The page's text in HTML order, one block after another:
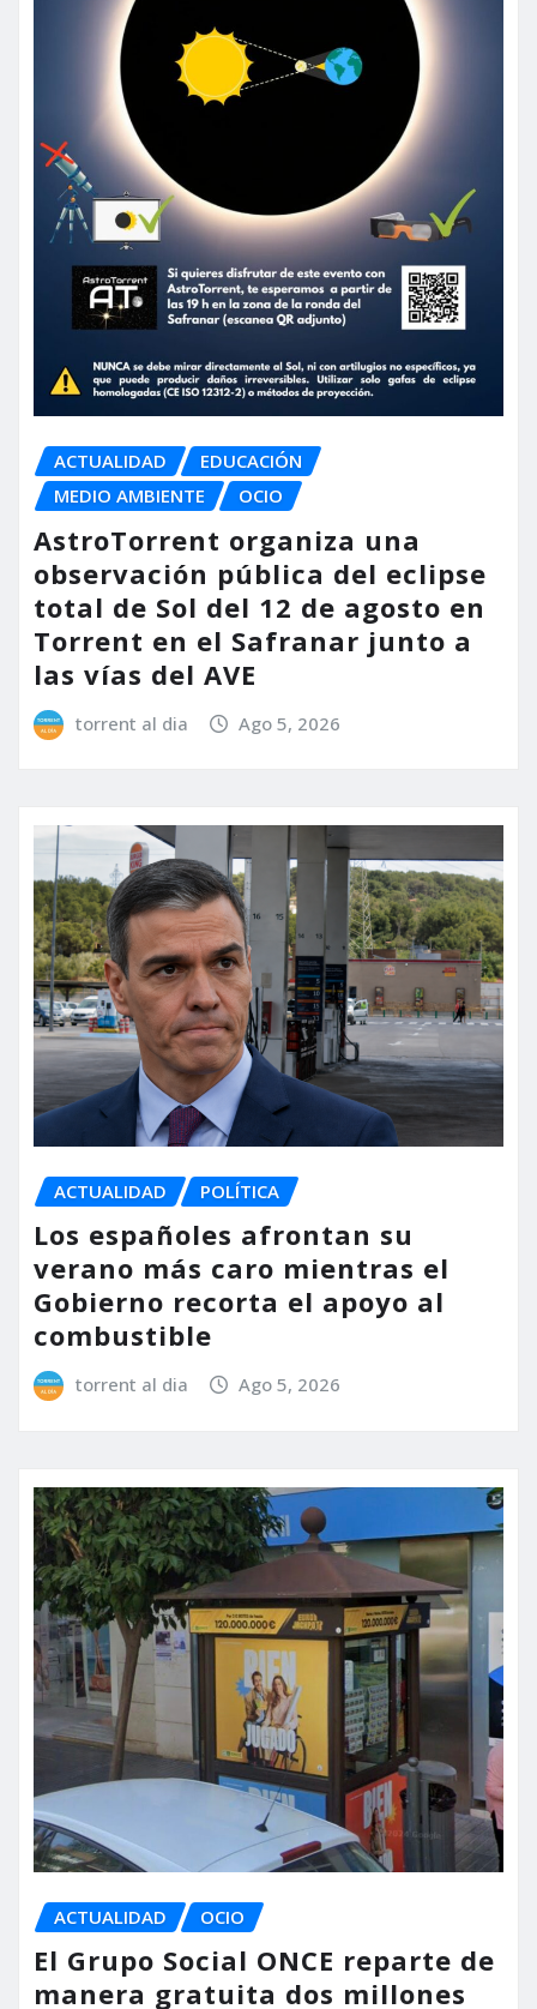
ACTUALIDAD
EDUCACIÓN
MEDIO AMBIENTE
OCIO
AstroTorrent organiza una
observación pública del eclipse
total de Sol del 12 de agosto en
Torrent en el Safranar junto a
las vías del AVE
torrent al dia Ago 5, 2026
ACTUALIDAD POLÍTICA
Los españoles afrontan su
verano más caro mientras el
Gobierno recorta el apoyo al
combustible
torrent al dia Ago 5, 2026
ACTUALIDAD OCIO
El Grupo Social ONCE reparte de
manera gratuita dos millones